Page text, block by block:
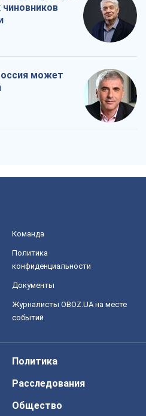
может
Команда
Политика
конфиденциальности
Документы
Журналисты OBOZ.UA на месте
событий
Политика
Расследования
Общество